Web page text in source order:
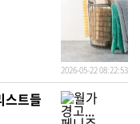
2026-05-22 08:22:53
스트들